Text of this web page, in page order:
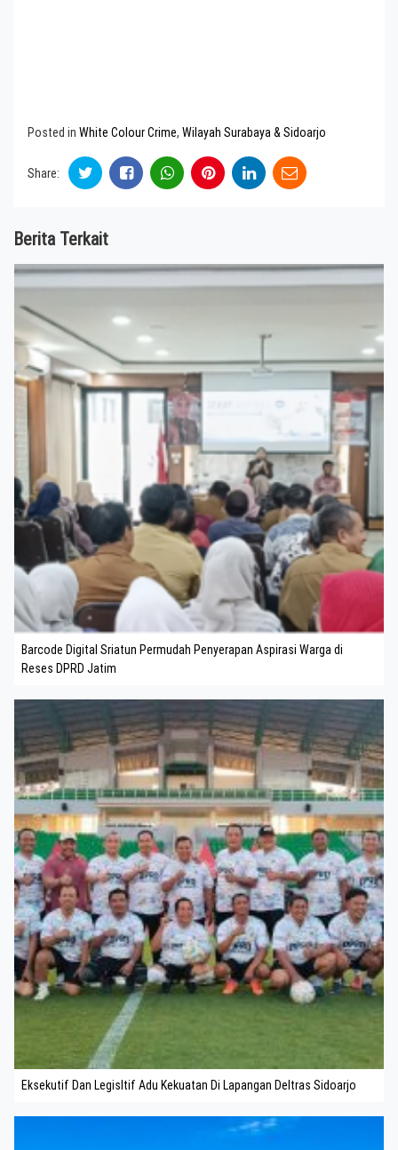
Posted in White Colour Crime, Wilayah Surabaya & Sidoarjo
Share:
Berita Terkait
Barcode Digital Sriatun Permudah Penyerapan Aspirasi Warga di
Reses DPRD Jatim
Eksekutif Dan Legisltif Adu Kekuatan Di Lapangan Deltras Sidoarjo